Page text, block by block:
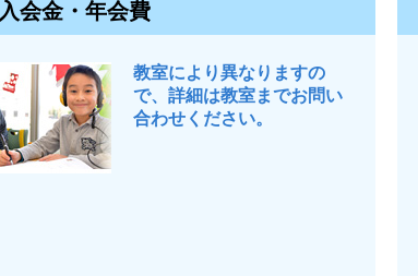
入会金・年会費
教室により異なりますの
で、詳細は教室までお問い
合わせください。